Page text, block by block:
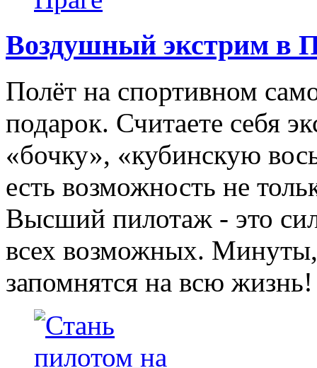
Воздушный экстрим в
Полёт на спортивном
подарок. Считаете себя
«бочку», «кубинскую
есть возможность не
Высший пилотаж - это
всех возможных.
запомнятся на всю жизнь!